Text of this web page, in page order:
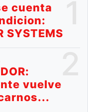
cuenta
SYSTEMS
vuelve